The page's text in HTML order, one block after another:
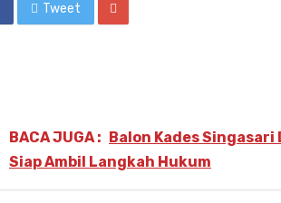
Tweet
BACA JUGA : Balon Kades Singasari
Siap Ambil Langkah Hukum